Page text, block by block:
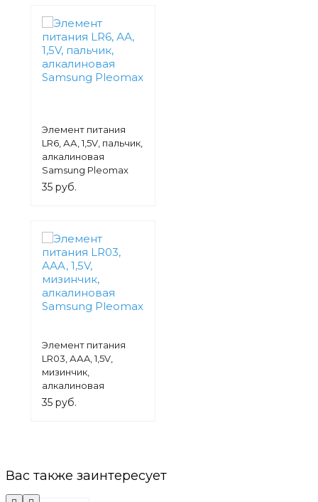
Элемент питания
LR6, АА, 1,5V, пальчик,
алкалиновая
Samsung Pleomax
35 руб.
Элемент питания
LR03, ААA, 1,5V,
мизинчик,
алкалиновая
Samsung Pleomax
35 руб.
Вас также заинтересует